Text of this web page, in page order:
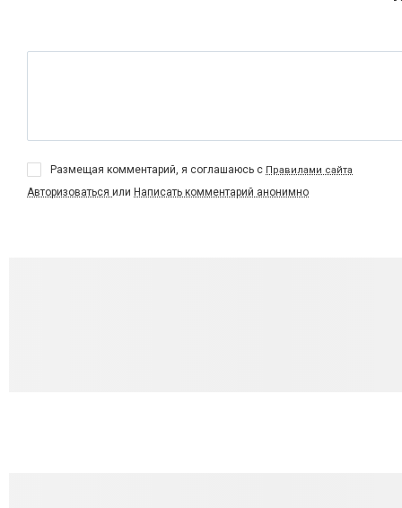
Размещая комментарий, я соглашаюсь с Правилами сайта
Авторизоваться или Написать комментарий анонимно